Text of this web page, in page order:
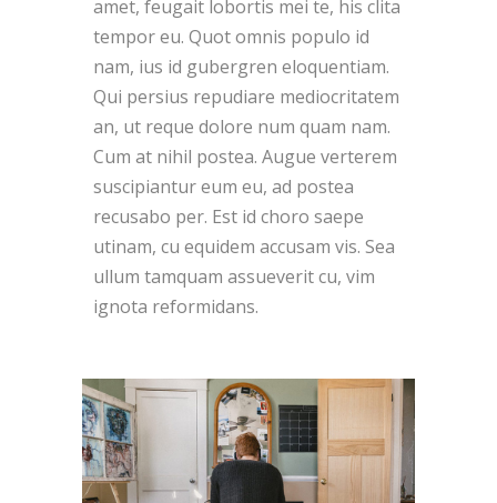
amet, feugait lobortis mei te, his clita
tempor eu. Quot omnis populo id
nam, ius id gubergren eloquentiam.
Qui persius repudiare mediocritatem
an, ut reque dolore num quam nam.
Cum at nihil postea. Augue verterem
suscipiantur eum eu, ad postea
recusabo per. Est id choro saepe
utinam, cu equidem accusam vis. Sea
ullum tamquam assueverit cu, vim
ignota reformidans.